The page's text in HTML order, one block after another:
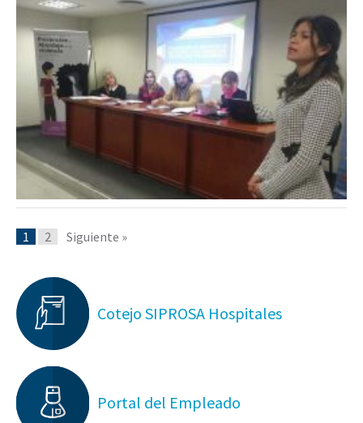
1 2 Siguiente »
Cotejo SIPROSA Hospitales
Portal del Empleado